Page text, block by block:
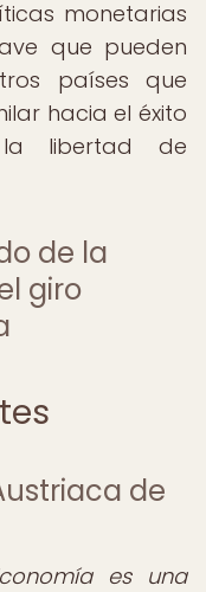
monetarias
que pueden
países que
hacia el éxito
libertad de
de la
giro
de
es una